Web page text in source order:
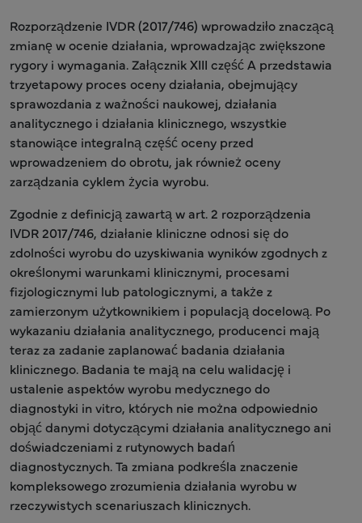
Rozporządzenie IVDR (2017/746) wprowadziło znaczącą
zmianę w ocenie działania, wprowadzając zwiększone
rygory i wymagania. Załącznik XIII część A przedstawia
trzyetapowy proces oceny działania, obejmujący
sprawozdania z ważności naukowej, działania
analitycznego i działania klinicznego, wszystkie
stanowiące integralną część oceny przed
wprowadzeniem do obrotu, jak również oceny
zarządzania cyklem życia wyrobu.
Zgodnie z definicją zawartą w art. 2 rozporządzenia
IVDR 2017/746, działanie kliniczne odnosi się do
zdolności wyrobu do uzyskiwania wyników zgodnych z
określonymi warunkami klinicznymi, procesami
fizjologicznymi lub patologicznymi, a także z
zamierzonym użytkownikiem i populacją docelową. Po
wykazaniu działania analitycznego, producenci mają
teraz za zadanie zaplanować badania działania
klinicznego. Badania te mają na celu walidację i
ustalenie aspektów wyrobu medycznego do
diagnostyki in vitro, których nie można odpowiednio
objąć danymi dotyczącymi działania analitycznego ani
doświadczeniami z rutynowych badań
diagnostycznych. Ta zmiana podkreśla znaczenie
kompleksowego zrozumienia działania wyrobu w
rzeczywistych scenariuszach klinicznych.